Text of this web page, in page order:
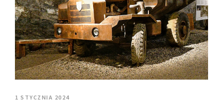
1 STYCZNIA 2024